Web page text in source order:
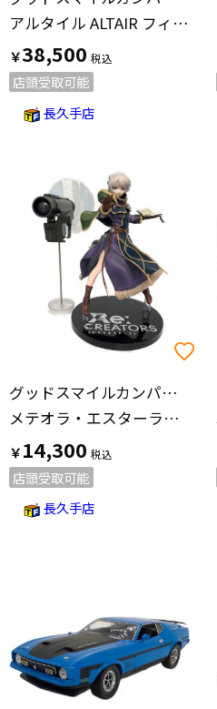
アルタイル ALTAIR フィギュア COMPANY 森羅万象 HOLOPSICON
￥38,500
店頭受取可能
長久手店
グッドスマイルカンパニー
メテオラ・エスターライヒ 万理の探究者 現界
￥14,300
店頭受取可能
長久手店